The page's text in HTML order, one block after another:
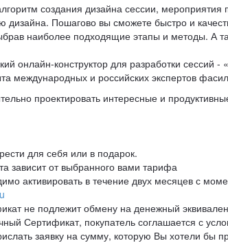
создания дизайна сессии,
дизайна. Пошагово вы сможете быстро и
наиболее подходящие этапы и методы. А
онлайн-конструктор для разработки
международных и российских экспертов
проектировать интересные и
для себя или в подарок.
зависит от выбранного вами тарифа
активировать в течение двух месяцев с
не подлежит обмену на денежный
Сертификат, покупатель соглашается с
заявку на сумму, которую Вы хотели бы